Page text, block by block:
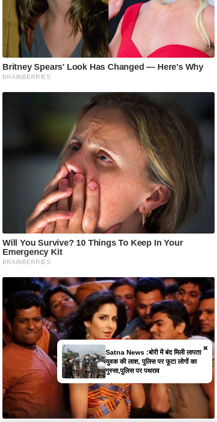
×
मैहर में कपड़ों के गोदाम में भीषण आग, लाखों
का सामान जलकर खाक, दमकल की तीन
गाड़ियों ने संभाला मोर्चा